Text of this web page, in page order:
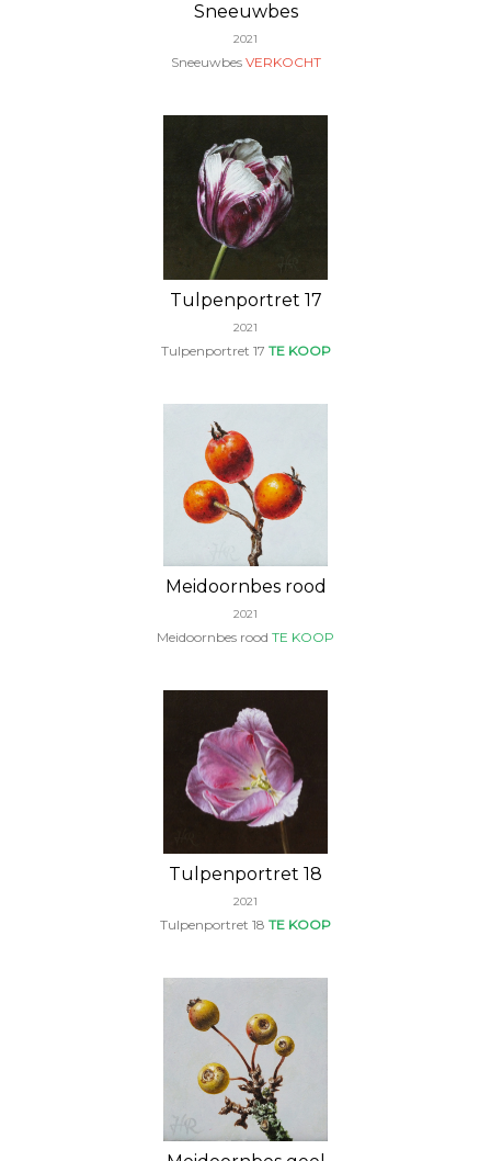
Sneeuwbes
2021
Sneeuwbes VERKOCHT
Tulpenportret 17
2021
Tulpenportret 17 TE KOOP
Meidoornbes rood
2021
Meidoornbes rood TE KOOP
Tulpenportret 18
2021
Tulpenportret 18 TE KOOP